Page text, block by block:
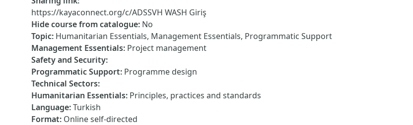
https://kayaconnect.org/c/ADSSVH WASH Giriş
Hide course from catalogue: No
Topic: Humanitarian Essentials, Management Essentials, Programmatic Support
Management Essentials: Project management
Safety and Security:
Programmatic Support: Programme design
Technical Sectors:
Humanitarian Essentials: Principles, practices and standards
Language:Turkish
Format: Online self-directed